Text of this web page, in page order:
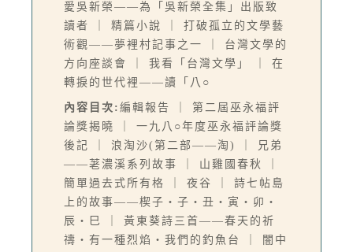
愛吳新榮——為「吳新榮全集」出版致
讀者 ｜ 精篇小說 ｜ 打破孤立的文學藝
術觀——夢裡村記事之一 ｜ 台灣文學的
方向座談會 ｜ 我看「台灣文學」 ｜ 在
轉捩的世代裡——讀「八○
內容目次: 編輯報告 ｜ 第二屆巫永福評
論獎揭曉 ｜ 一九八○年度巫永福評論獎
後記 ｜ 浪淘沙(第二部——淘) ｜ 兄弟
——荖濃溪系列故事 ｜ 山雞國春秋 ｜
簡單過去式所有格 ｜ 夜谷 ｜ 詩七帖島
上的故事——楔子‧子‧丑‧寅‧卯‧
辰‧巳 ｜ 黃東葵詩三首——春天的祈
禱‧有一種烈焰‧我們的釣魚台 ｜ 闇中